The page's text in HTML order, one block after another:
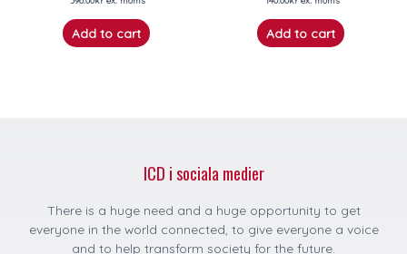
Add to cart Add to cart
ICD i sociala medier
There is a huge need and a huge opportunity to get
everyone in the world connected, to give everyone a voice
and to help transform society for the future.